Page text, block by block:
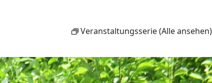
Veranstaltungsserie(Alle ansehen)